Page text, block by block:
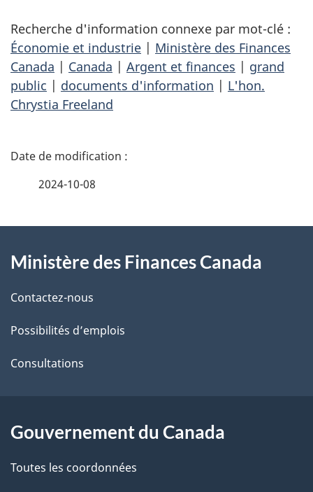
Recherche d'information connexe par mot-clé :
Économie et industrie | Ministère des Finances
Canada | Canada | Argent et finances | grand
public | documents d'information | L'hon.
Chrystia Freeland
D
i
l
s
d
l
2024-10-08
propos
de
ce
site
Ministère des Finances Canada
Contactez-nous
Possibilités d’emplois
Consultations
Gouvernement du Canada
Toutes les coordonnées